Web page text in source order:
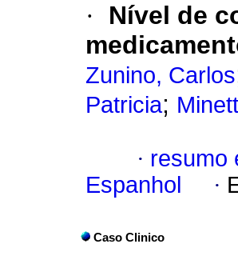
·
Nível de
Zunino, Carlos
Patricia;
· resumo
Espanhol
·
Caso Clinico